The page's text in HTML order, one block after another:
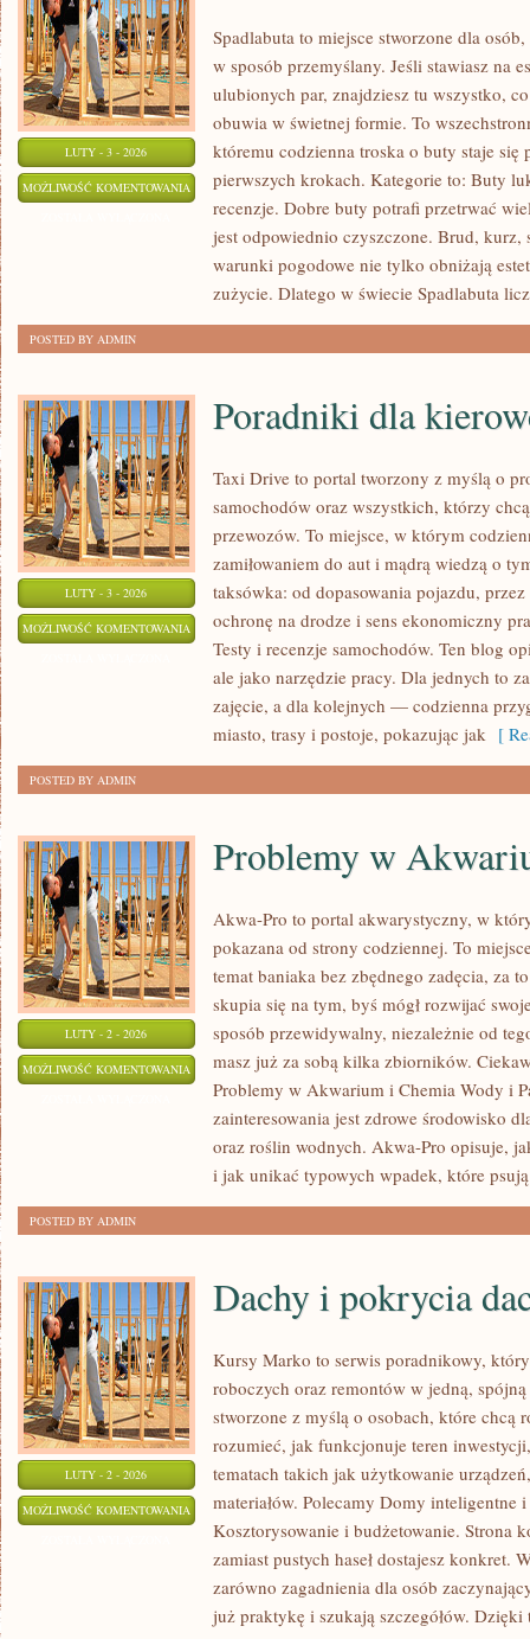
LUTY - 3 - 2026
MOŻLIWOŚĆ KOMENTOWANIA OBUWIE
VINTAGE
RETRO
Spadlabuta to miejsce stworzone dla
w sposób przemyślany. Jeśli stawiasz na
ulubionych par, znajdziesz tu wszystko,
obuwia w świetnej formie. To
któremu codzienna troska o buty staje się
pierwszych krokach. Kategorie to: Buty
recenzje. Dobre buty potrafi przetrwać
jest odpowiednio czyszczone. Brud,
warunki pogodowe nie tylko obniżają
zużycie. Dlatego w świecie Spadlabuta
POSTED BY ADMIN
LUTY - 3 - 2026
MOŻLIWOŚĆ KOMENTOWANIA PORADNIKI
KIEROWCÓW
Poradniki dla
Taxi Drive to portal tworzony z myślą o
samochodów oraz wszystkich, którzy
przewozów. To miejsce, w którym
zamiłowaniem do aut i mądrą wiedzą o
taksówka: od dopasowania pojazdu,
ochronę na drodze i sens ekonomiczny
Testy i recenzje samochodów. Ten blog
ale jako narzędzie pracy. Dla jednych to
zajęcie, a dla kolejnych — codzienna
miasto, trasy i postoje, pokazując jak [
POSTED BY ADMIN
LUTY - 2 - 2026
MOŻLIWOŚĆ KOMENTOWANIA PROBLEMY
AKWARIUM
Problemy w
Akwa-Pro to portal akwarystyczny, w
pokazana od strony codziennej. To
temat baniaka bez zbędnego zadęcia, za
skupia się na tym, byś mógł rozwijać
sposób przewidywalny, niezależnie od
masz już za sobą kilka zbiorników.
Problemy w Akwarium i Chemia Wody i
zainteresowania jest zdrowe środowisko
oraz roślin wodnych. Akwa-Pro opisuje,
i jak unikać typowych wpadek, które
POSTED BY ADMIN
LUTY - 2 - 2026
MOŻLIWOŚĆ KOMENTOWANIA DACHY
POKRYCIA
DACHOWE
Dachy i pokrycia
Kursy Marko to serwis poradnikowy,
roboczych oraz remontów w jedną,
stworzone z myślą o osobach, które chcą
rozumieć, jak funkcjonuje teren
tematach takich jak użytkowanie
materiałów. Polecamy Domy
Kosztorysowanie i budżetowanie. Strona
zamiast pustych haseł dostajesz konkret.
zarówno zagadnienia dla osób
już praktykę i szukają szczegółów. Dzięki